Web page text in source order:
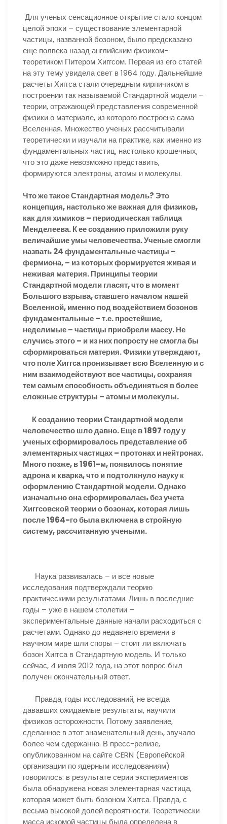
Для ученых сенсационное открытие стало концом
целой эпохи – существование элементарной
частицы, названной бозоном, было предсказано
еще полвека назад английским физиком-
теоретиком Питером Хиггсом. Первая из его статей
на эту тему увидела свет в 1964 году. Дальнейшие
расчеты Хиггса стали очередным кирпичиком в
построении так называемой Стандартной модели –
теории, отражающей представления современной
физики о материале, из которого построена сама
Вселенная. Множество ученых рассчитывали
теоретически и изучали на практике, как именно из
фундаментальных частиц, настолько крошечных,
что это даже невозможно представить,
формируются электроны, атомы и молекулы.
Что же такое Стандартная модель? Это
концепция, настолько же важная для физиков,
как для химиков – периодическая таблица
Менделеева. К ее созданию приложили руку
величайшие умы человечества. Ученые смогли
назвать 24 фундаментальные частицы –
фермиона, – из которых формируется живая и
неживая материя. Принципы теории
Стандартной модели гласят, что в момент
Большого взрыва, ставшего началом нашей
Вселенной, именно под воздействием бозонов
фундаментальные – т.е. простейшие,
неделимые – частицы приобрели массу. Не
случись этого – и из них попросту не смогла бы
сформироваться материя. Физики утверждают,
что поле Хиггса пронизывает всю Вселенную и с
ним взаимодействуют все частицы, сохраняя
тем самым способность объединяться в более
сложные структуры – атомы и молекулы.
К созданию теории Стандартной модели
человечество шло давно. Еще в 1897 году у
ученых сформировалось представление об
элементарных частицах – протонах и нейтронах.
Много позже, в 1961-м, появилось понятие
адрона и кварка, что и подтолкнуло науку к
оформлению Стандартной модели. Однако
изначально она сформировалась без учета
Хиггсовской теории о бозонах, которая лишь
после 1964-го была включена в стройную
систему, рассчитанную учеными.
Наука развивалась – и все новые
исследования подтверждали теорию
практическими результатами. Лишь в последние
годы – уже в нашем столетии –
экспериментальные данные начали расходиться с
расчетами. Однако до недавнего времени в
научном мире шли споры – стоит ли включать
бозон Хиггса в Стандартную модель. И только
сейчас, 4 июля 2012 года, на этот вопрос был
получен окончательный ответ.
Правда, годы исследований, не всегда
дававших ожидаемые результаты, научили
физиков осторожности. Потому заявление,
сделанное в этот знаменательный день, звучало
более чем сдержанно. В пресс-релизе,
опубликованном на сайте CERN (Европейской
организации по ядерным исследованиям)
говорилось: в результате серии экспериментов
была обнаружена новая элементарная частица,
которая может быть бозоном Хиггса. Правда, с
весьма высокой долей вероятности. Теоретически
масса искомой частицы была определена в